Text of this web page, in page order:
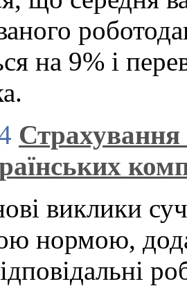
на 9% і
Страхування
виклики
нормою,